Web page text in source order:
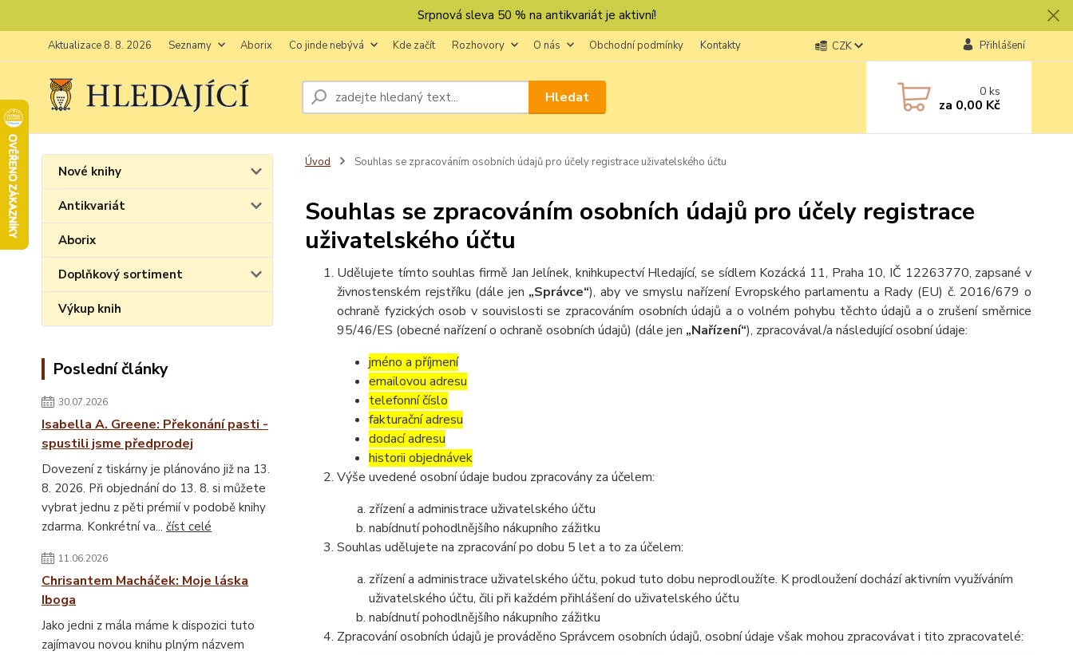
Srpnová sleva 50 % na antikvariát je aktivní!
Aktualizace 8. 8. 2026 Seznamy Aborix Co jinde nebývá Kde začít Rozhovory O nás Obchodní podmínky Kontakty CZK Přihlášení
Hledat 0ks
za 0,00 Kč
Nové knihy
Antikvariát
Aborix
Doplňkový sortiment
Výkup knih
Poslední články
30.07.2026
Isabella A. Greene: Překonání pasti -
spustili jsme předprodej
Dovezení z tiskárny je plánováno již na 13.
8. 2026. Při objednání do 13. 8. si můžete
vybrat jednu z pěti prémií v podobě knihy
zdarma. Konkrétní va... číst celé
11.06.2026
Chrisantem Macháček: Moje láska
Iboga
Jako jedni z mála máme k dispozici tuto
zajímavou novou knihu plným názvem
Úvod Souhlas se zpracováním osobních údajů pro účely registrace uživatelského účtu
Souhlas se zpracováním osobních údajů pro účely registrace
uživatelského účtu
Udělujete tímto souhlas firmě Jan Jelínek, knihkupectví Hledající, se sídlem Kozácká 11, Praha 10, IČ 12263770, zapsané v
živnostenském rejstříku (dále jen „Správce“), aby ve smyslu nařízení Evropského parlamentu a Rady (EU) č. 2016/679 o
ochraně fyzických osob v souvislosti se zpracováním osobních údajů a o volném pohybu těchto údajů a o zrušení směrnice
95/46/ES (obecné nařízení o ochraně osobních údajů) (dále jen „Nařízení“), zpracovával/a následující osobní údaje:
jméno a příjmení
emailovou adresu
telefonní číslo
fakturační adresu
dodací adresu
historii objednávek
Výše uvedené osobní údaje budou zpracovány za účelem:
zřízení a administrace uživatelského účtu
nabídnutí pohodlnějšího nákupního zážitku
Souhlas udělujete na zpracování po dobu 5 let a to za účelem:
zřízení a administrace uživatelského účtu, pokud tuto dobu neprodloužíte. K prodloužení dochází aktivním využíváním
uživatelského účtu, čili při každém přihlášení do uživatelského účtu
nabídnutí pohodlnějšího nákupního zážitku
Zpracování osobních údajů je prováděno Správcem osobních údajů, osobní údaje však mohou zpracovávat i tito zpracovatelé: